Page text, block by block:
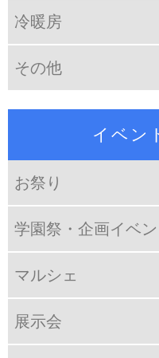
冷暖房
その他
イベン
お祭り
学園祭・企画イベン
マルシェ
展示会